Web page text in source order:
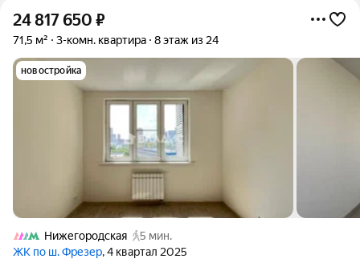
24 817 650 ₽
71,5 м² 3-комн. квартира 8 этаж из 24
новостройка
Нижегородская
5 мин.
ЖК по ш. Фрезер, 4 квартал 2025